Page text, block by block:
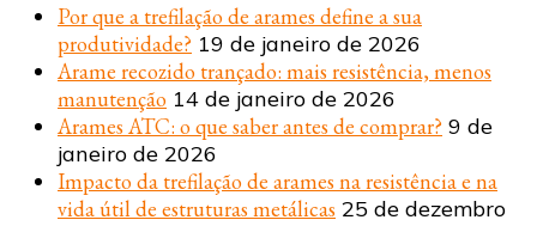
Por que a trefilação de arames define a sua
produtividade? 19 de janeiro de 2026
Arame recozido trançado: mais resistência, menos
manutenção 14 de janeiro de 2026
Arames ATC: o que saber antes de comprar? 9 de
janeiro de 2026
Impacto da trefilação de arames na resistência e na
vida útil de estruturas metálicas 25 de dezembro